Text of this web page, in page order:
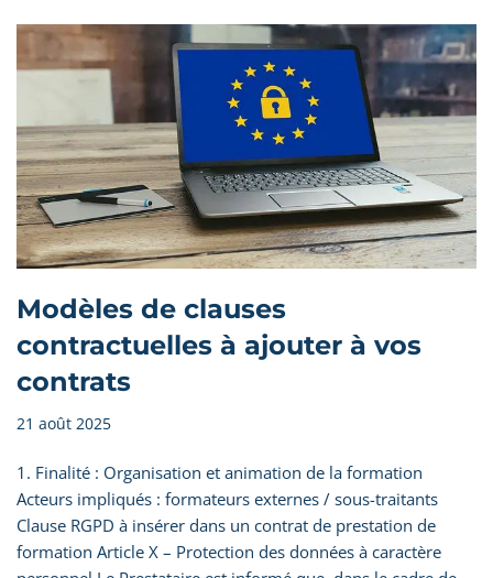
Modèles de clauses
contractuelles à ajouter à vos
contrats
21 août 2025
1. Finalité : Organisation et animation de la formation
Acteurs impliqués : formateurs externes / sous-traitants
Clause RGPD à insérer dans un contrat de prestation de
formation Article X – Protection des données à caractère